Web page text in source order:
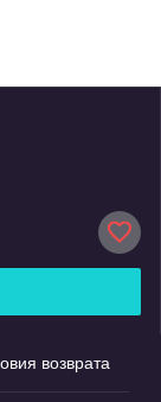
возврата